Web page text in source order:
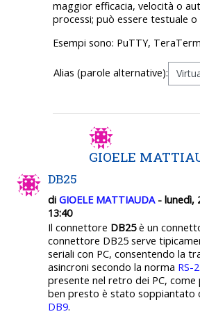
maggior efficacia, velocità o
processi; può essere testuale
Esempi sono: PuTTY,
Alias (parole alternative):
GIOELE
DB25
di GIOELE MATTIAUDA- lunedì,
13:40
Il connettore DB25 è un
connettore DB25 serve
seriali con PC, consentendo la
asincroni secondo la norma RS-
presente nel retro dei PC,
ben presto è stato soppiantato
DB9.